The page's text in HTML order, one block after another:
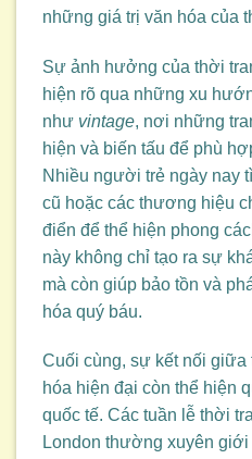
những giá trị văn hóa của
Sự ảnh hưởng của thời
hiện rõ qua những xu
như vintage, nơi những
hiện và biến tấu để phù
Nhiều người trẻ ngày nay
cũ hoặc các thương hiệu
điển để thể hiện phong
này không chỉ tạo ra sự
mà còn giúp bảo tồn và
hóa quý báu.
Cuối cùng, sự kết nối giữa
hóa hiện đại còn thể hiện
quốc tế. Các tuần lễ thời
London thường xuyên